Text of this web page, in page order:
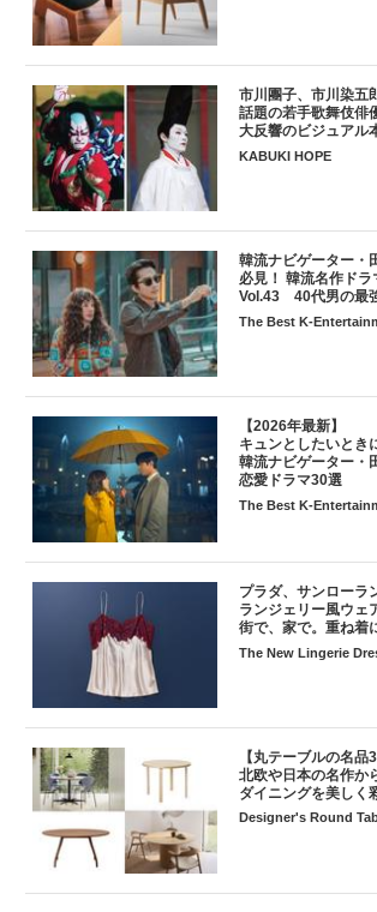
市川團子、市川染五
話題の若手歌舞伎俳
大反響のビジュアル
KABUKI HOPE
韓流ナビゲーター・
必見！ 韓流名作ドラ
Vol.43 40代男の最
The Best K-
【2026年最新】
キュンとしたいとき
韓流ナビゲーター・
恋愛ドラマ30選
The Best K-
プラダ、サンローラ
ランジェリー風ウェ
街で、家で。重ね着
The New Lingerie
【丸テーブルの名品
北欧や日本の名作か
ダイニングを美しく
Designer's Round